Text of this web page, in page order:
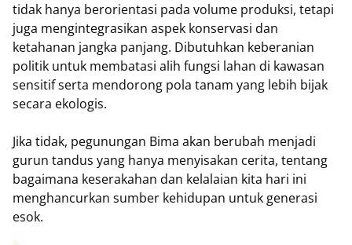
tidak hanya berorientasi pada volume produksi, tetapi
juga mengintegrasikan aspek konservasi dan
ketahanan jangka panjang. Dibutuhkan keberanian
politik untuk membatasi alih fungsi lahan di kawasan
sensitif serta mendorong pola tanam yang lebih bijak
secara ekologis.
Jika tidak, pegunungan Bima akan berubah menjadi
gurun tandus yang hanya menyisakan cerita, tentang
bagaimana keserakahan dan kelalaian kita hari ini
menghancurkan sumber kehidupan untuk generasi
esok.